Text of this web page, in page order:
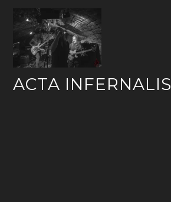
content
ACTA INFERNALIS